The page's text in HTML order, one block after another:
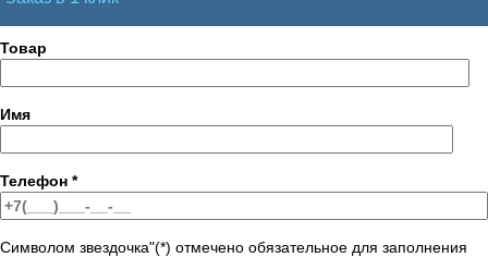
Товар
Имя
Телефон *
Символом звездочка"(*) отмечено обязательное для заполнения